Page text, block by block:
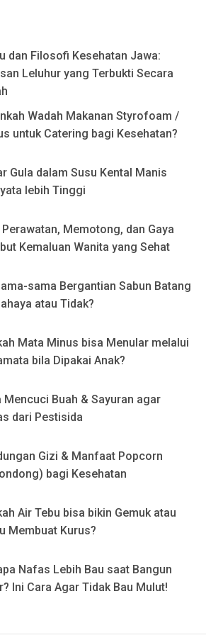
dan Filosofi Kesehatan Jawa:
Leluhur yang Terbukti Secara
Wadah Makanan Styrofoam /
untuk Catering bagi Kesehatan?
Gula dalam Susu Kental Manis
lebih Tinggi
Memotong, dan Gaya
Kemaluan Wanita yang Sehat
sama Bergantian Sabun Batang
atau Tidak?
Mata Minus bisa Menular melalui
bila Dipakai Anak?
Mencuci Buah & Sayuran agar
dari Pestisida
Gizi & Manfaat Popcorn
bagi Kesehatan
Air Tebu bisa bikin Gemuk atau
Membuat Kurus?
Nafas Lebih Bau saat Bangun
Ini Cara Agar Tidak Bau Mulut!